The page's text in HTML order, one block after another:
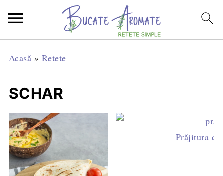
Acasă » Retete
SCHAR
Prăjitura